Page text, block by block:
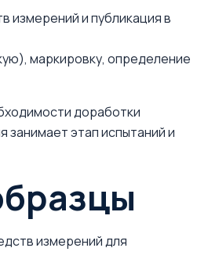
измерений и публикация в
маркировку, определение
доработки
занимает этап испытаний и
измерений для